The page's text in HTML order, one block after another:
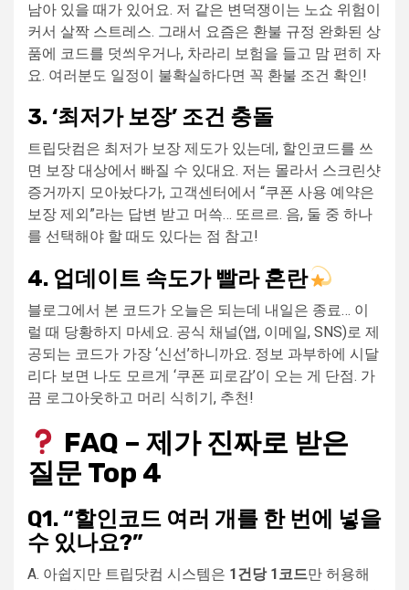
남아 있을 때가 있어요. 저 같은 변덕쟁이는 노쇼 위험이
커서 살짝 스트레스. 그래서 요즘은 환불 규정 완화된 상
품에 코드를 덧씌우거나, 차라리 보험을 들고 맘 편히 자
요. 여러분도 일정이 불확실하다면 꼭 환불 조건 확인!
3. ‘최저가 보장’ 조건 충돌
트립닷컴은 최저가 보장 제도가 있는데, 할인코드를 쓰
면 보장 대상에서 빠질 수 있대요. 저는 몰라서 스크린샷
증거까지 모아놨다가, 고객센터에서 “쿠폰 사용 예약은
보장 제외”라는 답변 받고 머쓱… 또르르. 음, 둘 중 하나
를 선택해야 할 때도 있다는 점 참고!
4. 업데이트 속도가 빨라 혼란
블로그에서 본 코드가 오늘은 되는데 내일은 종료… 이
럴 때 당황하지 마세요. 공식 채널(앱, 이메일, SNS)로 제
공되는 코드가 가장 ‘신선’하니까요. 정보 과부하에 시달
리다 보면 나도 모르게 ‘쿠폰 피로감’이 오는 게 단점. 가
끔 로그아웃하고 머리 식히기, 추천!
FAQ – 제가 진짜로 받은
질문 Top 4
Q1. “할인코드 여러 개를 한 번에 넣을
수 있나요?”
A. 아쉽지만 트립닷컴 시스템은 1건당 1코드만 허용해